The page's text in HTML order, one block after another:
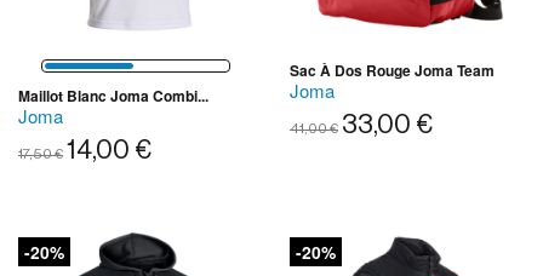
Maillot Blanc Joma Combi...
Joma
17,50 € 14,00 €
Sac À Dos Rouge Joma Team
Joma
41,00 € 33,00 €
-20% -20%